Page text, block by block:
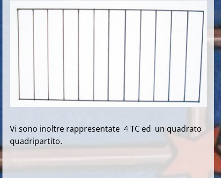
Vi sono inoltre rappresentate 4 TC ed un quadrato
quadripartito.